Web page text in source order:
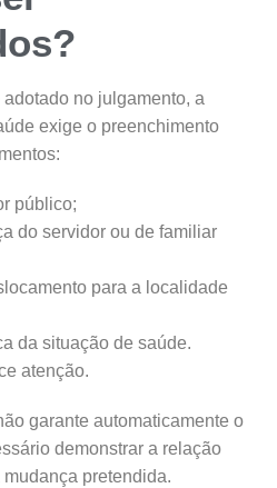
no julgamento, a
exige o preenchimento
público;
do servidor ou de familiar
para a localidade
da situação de saúde.
atenção.
garante automaticamente o
demonstrar a relação
pretendida.